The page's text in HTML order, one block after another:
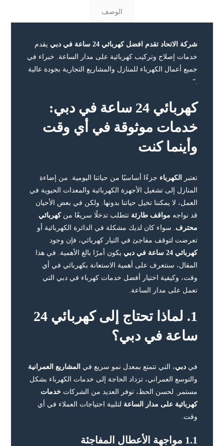
الوصف
شركة الاتحاد تقدم افضل كهربائي 24 ساعة في دبي
يقدم
خدمات إصلاح وتركيب كهربائية على مدار الساعة. خبراء في
جميع أعمال الكهرباء للمنازل والمشاريع التجارية بجودة عالية
.”
كهربائي 24 ساعة في دبي:
خدمات موثوقة في أي وقت
وأينما كنت
تعتبر الكهرباء جزءًا أساسيًا من حياتنا اليومية. من إضاءة
المنازل إلى تشغيل الأجهزة الكهربائية والمعدات الحيوية في
العمل، لا يمكننا تخيل حياتنا بدونها. ولكن في بعض الأحيان
قد نواجه مواقف طارئة تتطلب تدخلًا سريعًا منكهربائي
محترف . سواء كان لديك مشكلة في الدائرة الكهربائية أو
تعرضت لتوقف مفاجئ في التيار كهربائي، فإن وجود
كهربائي 24 ساعة في دبي
يكون أمرًا بالغ الأهمية. في هذا
المقال، سنتعرف على أهمية الاستعانة بكهربائي في أي
وقت، وكيفية اختيار أفضل خدمات كهرباء في دبي التي
تعمل على مدار الساعة.
1. لماذا تحتاج إلى كهربائي 24
ساعة في دبي؟
فيدبي، التي تتمتع بمعدل نمو سريع في المشاريع العمرانية
والتوسع العمراني، تزداد الحاجة إلى خدمات الكهرباء بشكل
مستمر. لحسن الحظ، توفر العديد من الشركاتخدمات
كهربائية على مدار الساعة لتلبية احتياجات العملاء في أي
وقت.
1.1 مواجهة الأعطال المفاجئة